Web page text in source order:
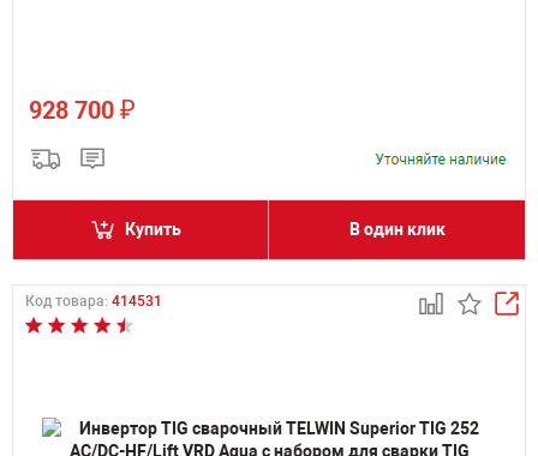
928 700 ₽
Купить В один клик
Код товара: 414531